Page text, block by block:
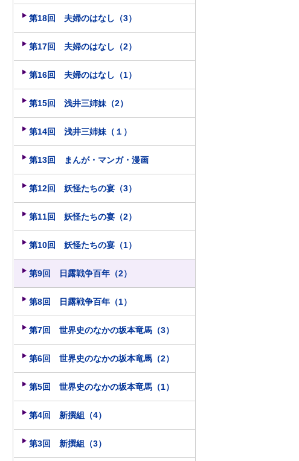
第18回 夫婦のはなし（3）
第17回 夫婦のはなし（2）
第16回 夫婦のはなし（1）
第15回 浅井三姉妹（2）
第14回 浅井三姉妹（１）
第13回 まんが・マンガ・漫画
第12回 妖怪たちの宴（3）
第11回 妖怪たちの宴（2）
第10回 妖怪たちの宴（1）
第9回 日露戦争百年（2）
第8回 日露戦争百年（1）
第7回 世界史のなかの坂本竜馬（3）
第6回 世界史のなかの坂本竜馬（2）
第5回 世界史のなかの坂本竜馬（1）
第4回 新撰組（4）
第3回 新撰組（3）